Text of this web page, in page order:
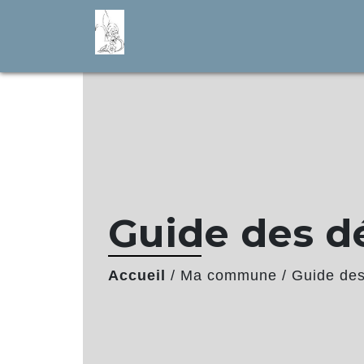
Guide des
Accueil / Ma commune / Guide